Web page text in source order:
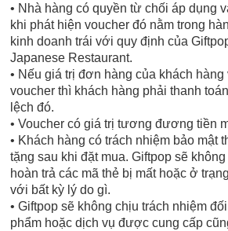
• Nhà hàng có quyền từ chối áp dụng
khi phát hiện voucher đó nằm trong
kinh doanh trái với quy định của
Japanese Restaurant.
• Nếu giá trị đơn hàng của khách
voucher thì khách hàng phải thanh
lệch đó.
• Voucher có giá trị tương đương tiền
• Khách hàng có trách nhiệm bảo mật
tặng sau khi đặt mua. Giftpop sẽ
hoàn trả các mã thẻ bị mất hoặc ở
với bất kỳ lý do gì.
• Giftpop sẽ không chịu trách nhiệm
phẩm hoặc dịch vụ được cung cấp